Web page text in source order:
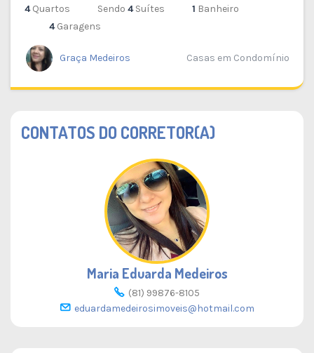
4Quartos Sendo 4Suítes 1 Banheiro
4Garagens
Graça Medeiros Casas em Condomínio
CONTATOS DO CORRETOR(A)
Maria Eduarda Medeiros
(81) 99876-8105
eduardamedeirosimoveis@hotmail.com